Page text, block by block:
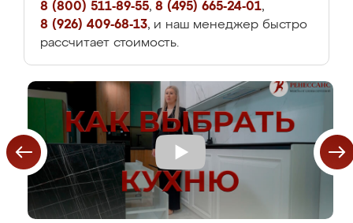
8 (800) 511-89-55, 8 (495) 665-24-01,
8 (926) 409-68-13, и наш менеджер быстро
рассчитает стоимость.